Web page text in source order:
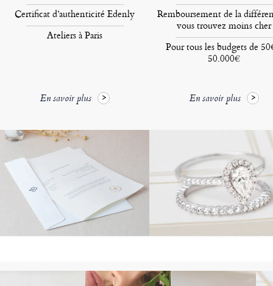
Certificat d’authenticité Edenly
Ateliers à Paris
En savoir plus
Remboursement de la
vous trouvez moins cher
Pour tous les budgets de
50.000€
En savoir plus